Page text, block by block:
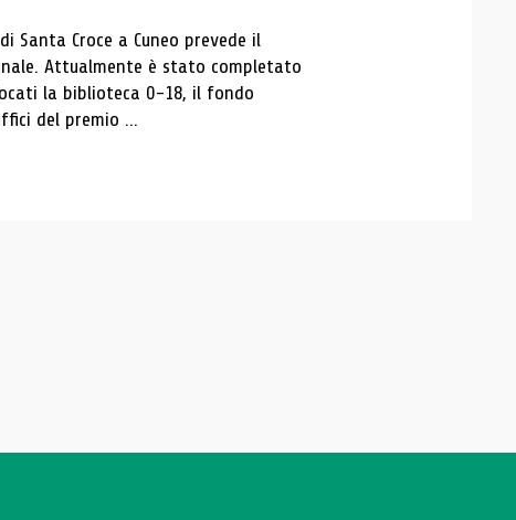
Croce a Cuneo prevede il
Attualmente è stato completato
la biblioteca 0-18, il fondo
del premio ...